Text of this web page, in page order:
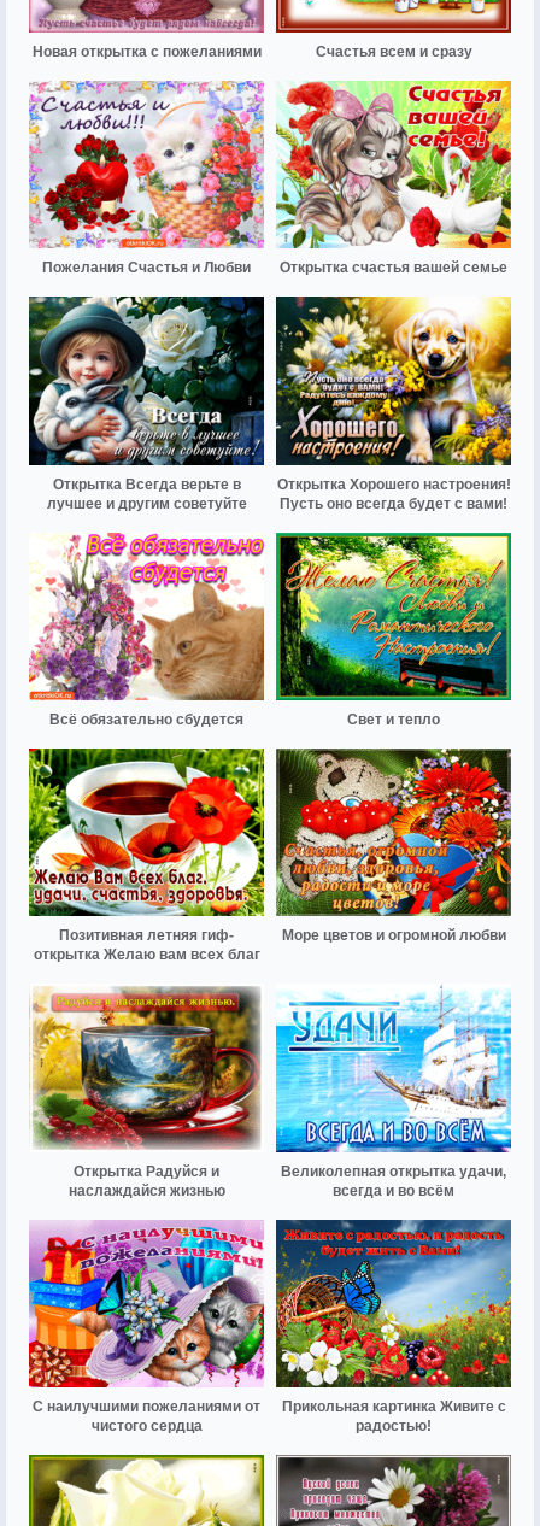
Новая открытка с пожеланиями Счастья всем и сразу
Пожелания Счастья и Любви Открытка счастья вашей семье
Открытка Всегда верьте в
лучшее и другим советуйте
Открытка Хорошего настроения!
Пусть оно всегда будет с вами!
Всё обязательно сбудется Свет и тепло
Позитивная летняя гиф-
открытка Желаю вам всех благ
Море цветов и огромной любви
Открытка Радуйся и
наслаждайся жизнью
Великолепная открытка удачи,
всегда и во всём
С наилучшими пожеланиями от
чистого сердца
Прикольная картинка Живите с
радостью!